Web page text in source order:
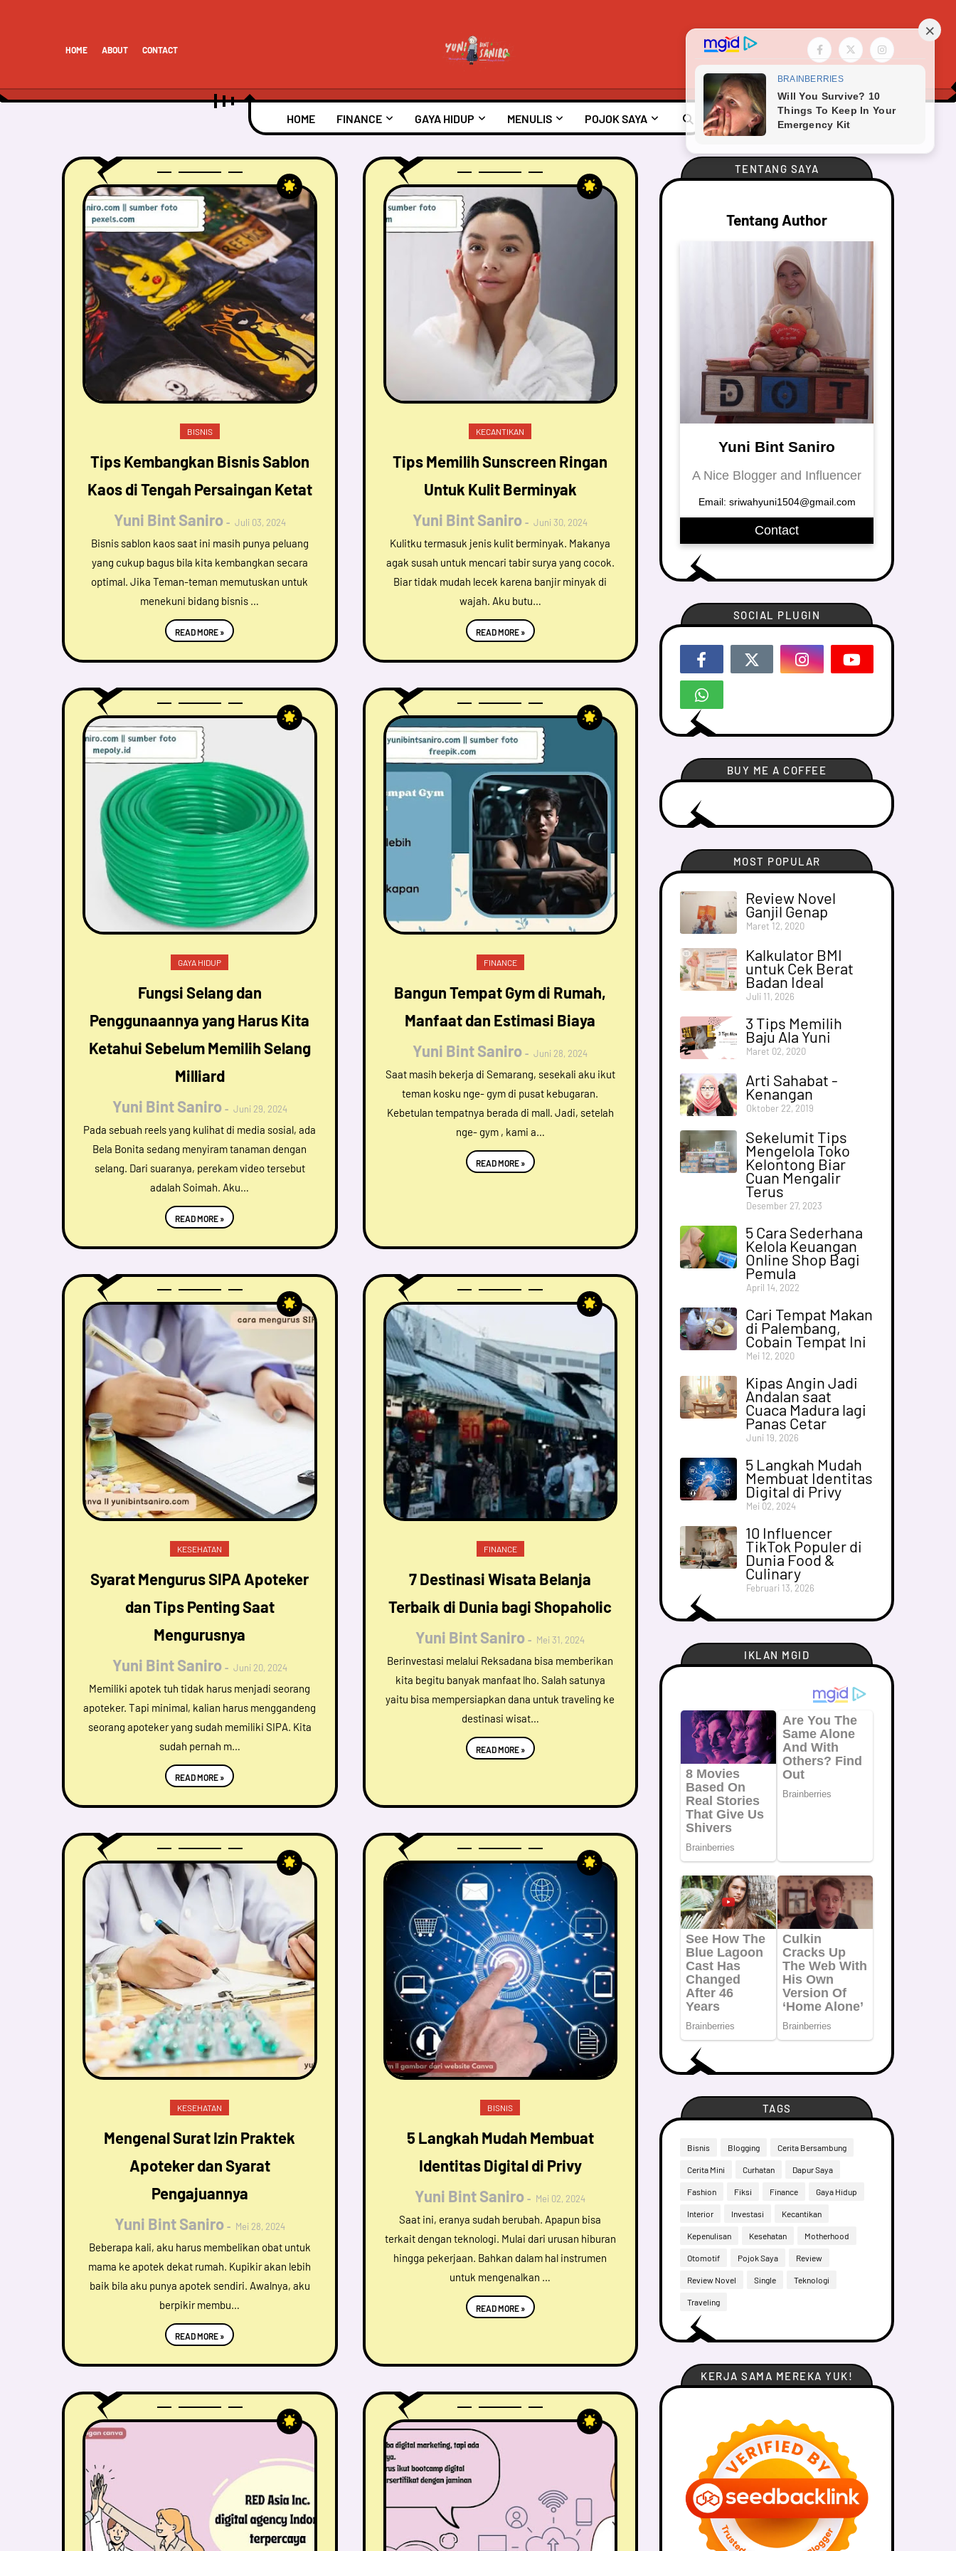
HOME ABOUT CONTACT
HOME FINANCE GAYA HIDUP MENULIS POJOK SAYA
BISNIS
Tips Kembangkan Bisnis Sablon
Kaos di Tengah Persaingan Ketat
Yuni Bint Saniro
Juli 03, 2024
Bisnis sablon kaos saat ini masih punya peluang
yang cukup bagus bila kita kembangkan secara
optimal. Jika Teman-teman memutuskan untuk
menekuni bidang bisnis …
READ MORE »
KECANTIKAN
Tips Memilih Sunscreen Ringan
Untuk Kulit Berminyak
Yuni Bint Saniro
Juni 30, 2024
Kulitku termasuk jenis kulit berminyak. Makanya
agak susah untuk mencari tabir surya yang cocok.
Biar tidak mudah lecek karena banjir minyak di
wajah. Aku butu…
READ MORE »
GAYA HIDUP
Fungsi Selang dan
Penggunaannya yang Harus Kita
Ketahui Sebelum Memilih Selang
Milliard
Yuni Bint Saniro
Juni 29, 2024
Pada sebuah reels yang kulihat di media sosial, ada
Bela Bonita sedang menyiram tanaman dengan
selang. Dari suaranya, perekam video tersebut
adalah Soimah. Aku…
READ MORE »
FINANCE
Bangun Tempat Gym di Rumah,
Manfaat dan Estimasi Biaya
Yuni Bint Saniro
Juni 28, 2024
Saat masih bekerja di Semarang, sesekali aku ikut
teman kosku nge- gym di pusat kebugaran.
Kebetulan tempatnya berada di mall. Jadi, setelah
nge- gym , kami a…
READ MORE »
KESEHATAN
Syarat Mengurus SIPA Apoteker
dan Tips Penting Saat
Mengurusnya
Yuni Bint Saniro
Juni 20, 2024
Memiliki apotek tuh tidak harus menjadi seorang
apoteker. Tapi minimal, kalian harus menggandeng
seorang apoteker yang sudah memiliki SIPA. Kita
sudah pernah m…
READ MORE »
FINANCE
7 Destinasi Wisata Belanja
Terbaik di Dunia bagi Shopaholic
Yuni Bint Saniro
Mei 31, 2024
Berinvestasi melalui Reksadana bisa memberikan
kita begitu banyak manfaat lho. Salah satunya
yaitu bisa mempersiapkan dana untuk traveling ke
destinasi wisat…
READ MORE »
KESEHATAN
Mengenal Surat Izin Praktek
Apoteker dan Syarat
Pengajuannya
Yuni Bint Saniro
Mei 28, 2024
Beberapa kali, aku harus membelikan obat untuk
mama ke apotek dekat rumah. Kupikir akan lebih
baik bila aku punya apotek sendiri. Awalnya, aku
berpikir membu…
READ MORE »
BISNIS
5 Langkah Mudah Membuat
Identitas Digital di Privy
Yuni Bint Saniro
Mei 02, 2024
Saat ini, eranya sudah berubah. Apapun bisa
terkait dengan teknologi. Mulai dari urusan hiburan
hingga pekerjaan. Bahkan dalam hal instrumen
untuk mengenalkan …
READ MORE »
TENTANG SAYA
Tentang Author
Yuni Bint Saniro
A Nice Blogger and Influencer
Email: sriwahyuni1504@gmail.com
Contact
SOCIAL PLUGIN
BUY ME A COFFEE
MOST POPULAR
Review Novel
Ganjil Genap
Maret 12, 2020
Kalkulator BMI
untuk Cek Berat
Badan Ideal
Juli 11, 2026
3 Tips Memilih
Baju Ala Yuni
Maret 02, 2020
Arti Sahabat -
Kenangan
Oktober 22, 2019
Sekelumit Tips
Mengelola Toko
Kelontong Biar
Cuan Mengalir
Terus
Desember 27, 2023
5 Cara Sederhana
Kelola Keuangan
Online Shop Bagi
Pemula
April 14, 2022
Cari Tempat Makan
di Palembang,
Cobain Tempat Ini
Mei 12, 2020
Kipas Angin Jadi
Andalan saat
Cuaca Madura lagi
Panas Cetar
Juni 19, 2026
5 Langkah Mudah
Membuat Identitas
Digital di Privy
Mei 02, 2024
10 Influencer
TikTok Populer di
Dunia Food &
Culinary
Februari 13, 2026
IKLAN MGID
TAGS
Bisnis Blogging Cerita Bersambung
Cerita Mini Curhatan Dapur Saya
Fashion Fiksi Finance Gaya Hidup
Interior Investasi Kecantikan
Kepenulisan Kesehatan Motherhood
Otomotif Pojok Saya Review
Review Novel Single Teknologi
Traveling
KERJA SAMA MEREKA YUK!